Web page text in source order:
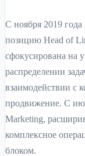
С ноября 2019 года
позицию Head of
сфокусирована на
распределении
взаимодействии с
продвижение. С
Marketing,
комплексное
блоком.